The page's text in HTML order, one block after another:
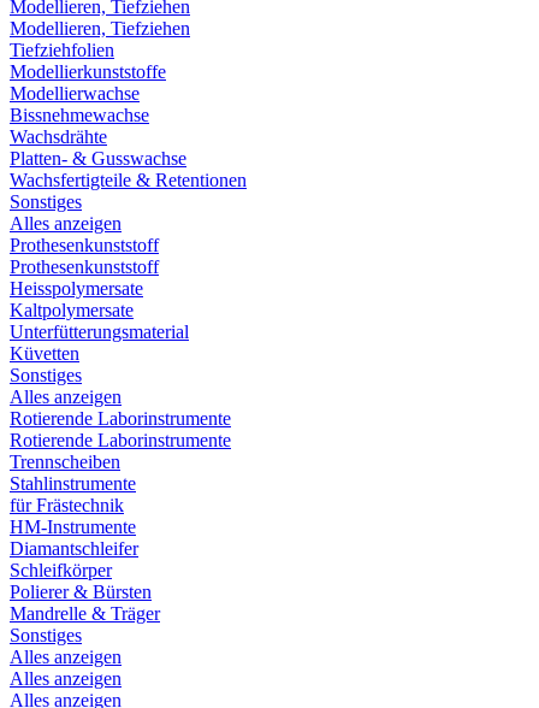
Modellieren, Tiefziehen
Modellieren, Tiefziehen
Tiefziehfolien
Modellierkunststoffe
Modellierwachse
Bissnehmewachse
Wachsdrähte
Platten- & Gusswachse
Wachsfertigteile & Retentionen
Sonstiges
Alles anzeigen
Prothesenkunststoff
Prothesenkunststoff
Heisspolymersate
Kaltpolymersate
Unterfütterungsmaterial
Küvetten
Sonstiges
Alles anzeigen
Rotierende Laborinstrumente
Rotierende Laborinstrumente
Trennscheiben
Stahlinstrumente
für Frästechnik
HM-Instrumente
Diamantschleifer
Schleifkörper
Polierer & Bürsten
Mandrelle & Träger
Sonstiges
Alles anzeigen
Alles anzeigen
Alles anzeigen